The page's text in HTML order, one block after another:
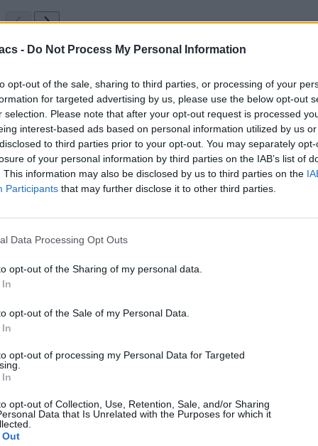
- Do Not Process My Personal Information
opt-out of the sale, sharing to third parties, or processing of your
for targeted advertising by us, please use the below opt-out
selection. Please note that after your opt-out request is processed
interest-based ads based on personal information utilized by us
to third parties prior to your opt-out. You may separately
of your personal information by third parties on the IAB’s list of
This information may also be disclosed by us to third parties on the
Participants that may further disclose it to other third parties.
Data Processing Opt Outs
opt-out of the Sharing of my personal data.
opt-out of the Sale of my Personal Data.
opt-out of processing my Personal Data for Targeted
opt-out of Collection, Use, Retention, Sale, and/or Sharing
Data that Is Unrelated with the Purposes for which it
Gadgets
καρδιά αλλά όχι τα λεφτά
Dimitrios Amprazis